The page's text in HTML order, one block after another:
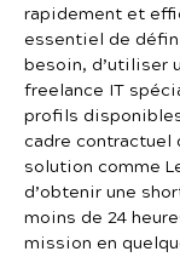
rapidement et
essentiel de
besoin, d’utiliser
freelance IT
profils
cadre contractuel
solution comme
d’obtenir une
moins de 24
mission en